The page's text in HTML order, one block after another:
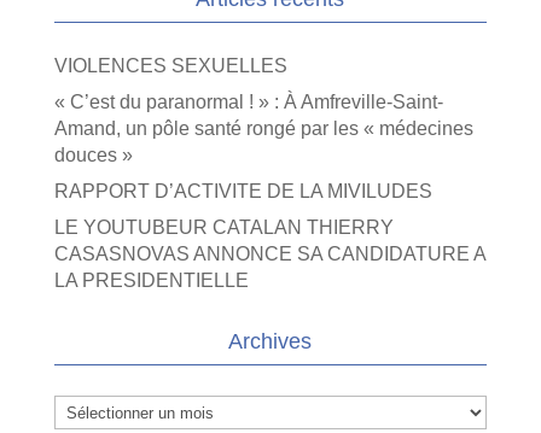
VIOLENCES SEXUELLES
« C’est du paranormal ! » : À Amfreville-Saint-
Amand, un pôle santé rongé par les « médecines
douces »
RAPPORT D’ACTIVITE DE LA MIVILUDES
LE YOUTUBEUR CATALAN THIERRY
CASASNOVAS ANNONCE SA CANDIDATURE A
LA PRESIDENTIELLE
Archives
Archives